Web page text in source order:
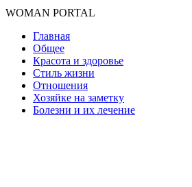
WOMAN PORTAL
Главная
Общее
Красота и здоровье
Стиль жизни
Отношения
Хозяйке на заметку
Болезни и их лечение